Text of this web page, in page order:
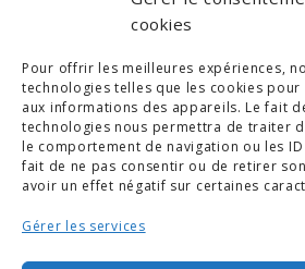
cookies
Pour offrir les meilleures expériences,
technologies telles que les cookies
aux informations des appareils. Le fait
technologies nous permettra de traiter
le comportement de navigation ou les
fait de ne pas consentir ou de retirer
avoir un effet négatif sur certaines
Gérer les services
Revoir nos principes
diversités déclarées).
© COPYRIGHT 2019. DEMAIN -
-CONDITIONS